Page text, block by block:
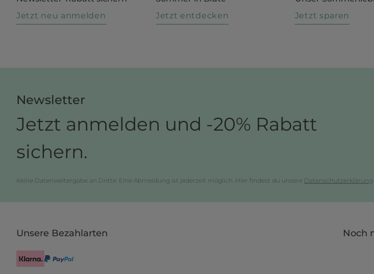
Jetzt neu anmelden
Jetzt entdecken
Jetzt sparen
Newsletter
Jetzt anmelden und -20% Rabatt
sichern.
Keine Datenweitergabe an Dritte. Eine Abmeldung ist jederzeit möglich. Hier findest du unsere Datenschutzerklärung.
Unsere Bezahlarten Noch